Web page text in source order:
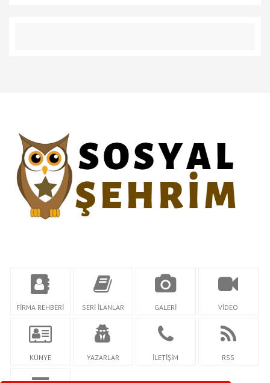
FİRMA REHBERİ SERİ İLANLAR GALERİ VİDEO
KÜNYE YAZARLAR İLETİŞİM RSS